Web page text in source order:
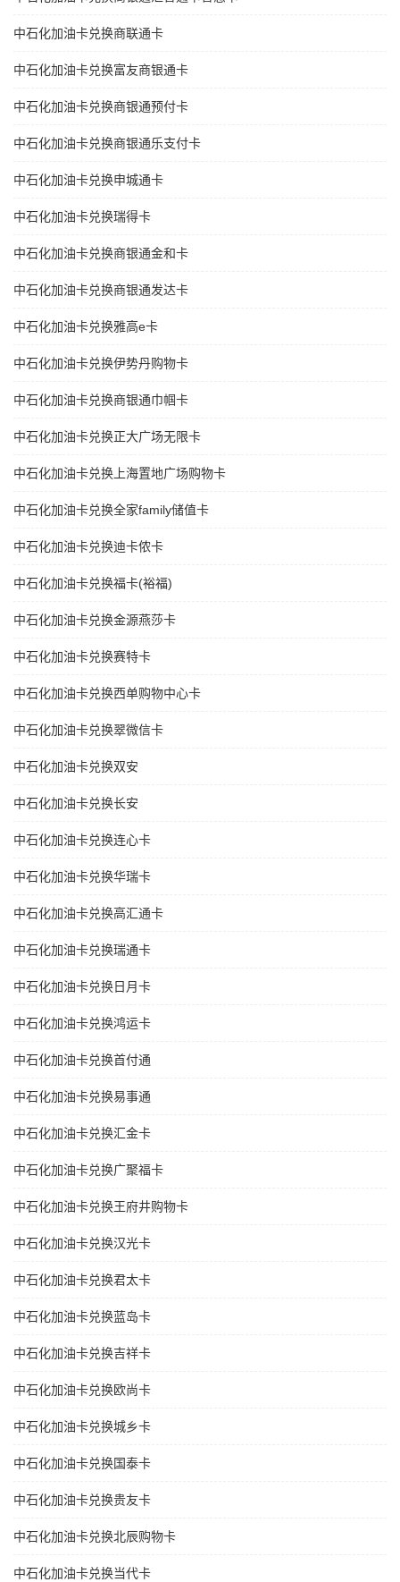
中石化加油卡兑换商联通卡
中石化加油卡兑换富友商银通卡
中石化加油卡兑换商银通预付卡
中石化加油卡兑换商银通乐支付卡
中石化加油卡兑换申城通卡
中石化加油卡兑换瑞得卡
中石化加油卡兑换商银通金和卡
中石化加油卡兑换商银通发达卡
中石化加油卡兑换雅高e卡
中石化加油卡兑换伊势丹购物卡
中石化加油卡兑换商银通巾帼卡
中石化加油卡兑换正大广场无限卡
中石化加油卡兑换上海置地广场购物卡
中石化加油卡兑换全家family储值卡
中石化加油卡兑换迪卡侬卡
中石化加油卡兑换福卡(裕福)
中石化加油卡兑换金源燕莎卡
中石化加油卡兑换赛特卡
中石化加油卡兑换西单购物中心卡
中石化加油卡兑换翠微信卡
中石化加油卡兑换双安
中石化加油卡兑换长安
中石化加油卡兑换连心卡
中石化加油卡兑换华瑞卡
中石化加油卡兑换高汇通卡
中石化加油卡兑换瑞通卡
中石化加油卡兑换日月卡
中石化加油卡兑换鸿运卡
中石化加油卡兑换首付通
中石化加油卡兑换易事通
中石化加油卡兑换汇金卡
中石化加油卡兑换广聚福卡
中石化加油卡兑换王府井购物卡
中石化加油卡兑换汉光卡
中石化加油卡兑换君太卡
中石化加油卡兑换蓝岛卡
中石化加油卡兑换吉祥卡
中石化加油卡兑换欧尚卡
中石化加油卡兑换城乡卡
中石化加油卡兑换国泰卡
中石化加油卡兑换贵友卡
中石化加油卡兑换北辰购物卡
中石化加油卡兑换当代卡